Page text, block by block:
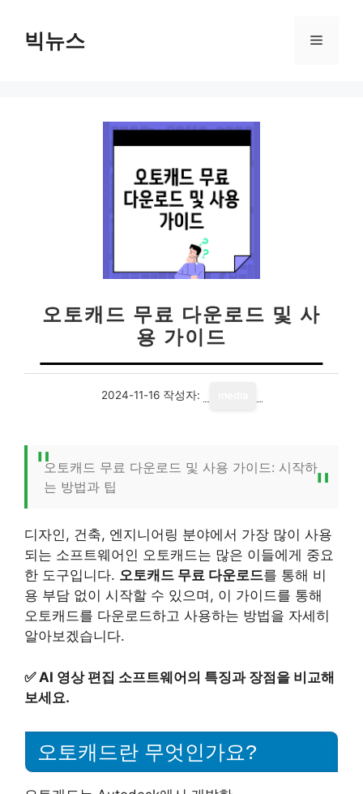
빅뉴스 메
오토캐드 무료 다운로드 및 사
용 가이드
2024-11-16 작성자:
오토캐드 무료 다운로드 및 사용 가이드: 시작하
는 방법과 팁
디자인, 건축, 엔지니어링 분야에서 가장 많이 사용
되는 소프트웨어인 오토캐드는 많은 이들에게 중요
한 도구입니다. 오토캐드 무료 다운로드를 통해 비
용 부담 없이 시작할 수 있으며, 이 가이드를 통해
오토캐드를 다운로드하고 사용하는 방법을 자세히
알아보겠습니다.
✅ AI 영상 편집 소프트웨어의 특징과 장점을 비교해
보세요.
오토캐드란 무엇인가요?